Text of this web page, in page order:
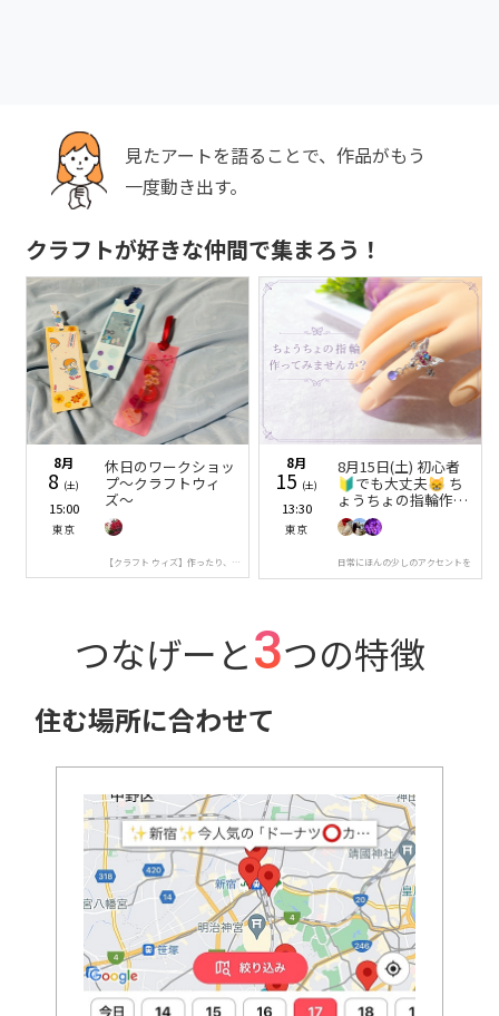
見たアートを語ることで、作品がもう
一度動き出す。
クラフトが好きな仲間で集まろう！
8月
8 (土)
15:00
東京
休日のワークショッ
プ〜クラフトウィ
ズ〜
【クラフト ウィズ】作ったり、観
たり、食べたり‎🪽
8月
15 (土)
13:30
東京
8月15日(土) 初心者
🔰でも大丈夫😸 ち
ょうちょの指輪作り
💍
日常にほんの少しのアクセントを
つなげーと3つの特徴
住む場所に合わせて